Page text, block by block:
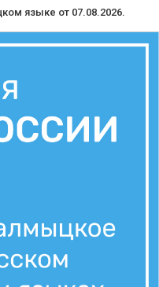
языке от 07.08.2026.